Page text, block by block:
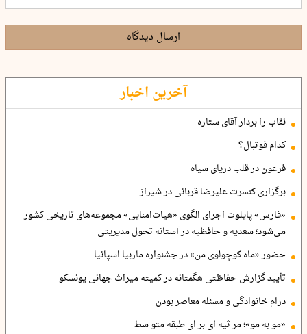
ارسال دیدگاه
آخرین اخبار
نقاب را بردار آقای ستاره
کدام فوتبال؟
فرعون در قلب دریای سیاه
برگزاری کنسرت علیرضا قربانی در شیراز
«فارس» پایلوت اجرای الگوی «هیات‌امنایی» مجموعه‌های تاریخی کشور
می‌شود؛ سعدیه و حافظیه در آستانه تحول مدیریتی
حضور «ماه کوچولوی من» در جشنواره ماربیا اسپانیا
تأیید گزارش حفاظتی هگمتانه در کمیته میراث جهانی یونسکو
درام خانوادگی و مسئله معاصر بودن
«مو به مو»؛ مر ثیه ای بر ای طبقه متو سط